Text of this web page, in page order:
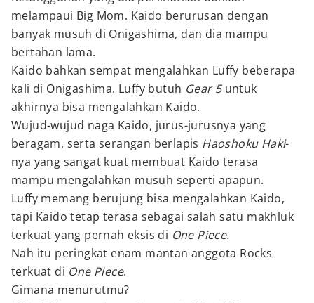
melampaui Big Mom. Kaido berurusan dengan
banyak musuh di Onigashima, dan dia mampu
bertahan lama.
Kaido bahkan sempat mengalahkan Luffy beberapa
kali di Onigashima. Luffy butuh Gear 5 untuk
akhirnya bisa mengalahkan Kaido.
Wujud-wujud naga Kaido, jurus-jurusnya yang
beragam, serta serangan berlapis Haoshoku Haki-
nya yang sangat kuat membuat Kaido terasa
mampu mengalahkan musuh seperti apapun.
Luffy memang berujung bisa mengalahkan Kaido,
tapi Kaido tetap terasa sebagai salah satu makhluk
terkuat yang pernah eksis di One Piece.
Nah itu peringkat enam mantan anggota Rocks
terkuat di One Piece.
Gimana menurutmu?